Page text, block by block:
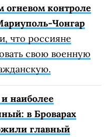
огневом контроле
Чонгар
что россияне
свою военную
наиболее
в Броварах
главный